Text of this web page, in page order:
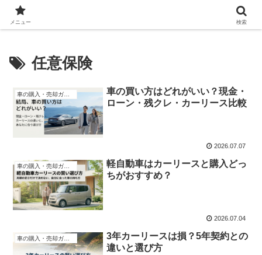
任意保険
車の購入・売却ガイド
車の買い方はどれがいい？現金・
ローン・残クレ・カーリース比較
2026.07.07
車の購入・売却ガイド
軽自動車はカーリースと購入どっ
ちがおすすめ？
2026.07.04
車の購入・売却ガイド
3年カーリースは損？5年契約との
違いと選び方
メニュー 検索